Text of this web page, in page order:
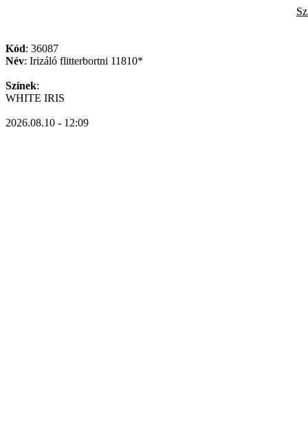
Kód: 36087
Név: Irizáló flitterbortni 11810*
Színek:
WHITE IRIS
2026.08.10 - 12:09